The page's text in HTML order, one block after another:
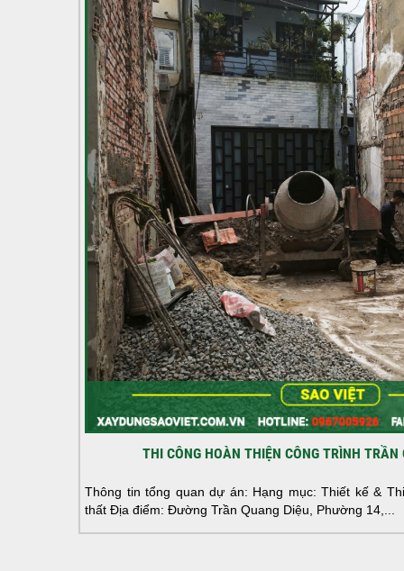
THI CÔNG HOÀN THIỆN CÔNG TRÌNH TRẦN
Thông tin tổng quan dự án: Hạng mục: Thiết kế &
thất Địa điểm: Đường Trần Quang Diệu, Phường 14,...